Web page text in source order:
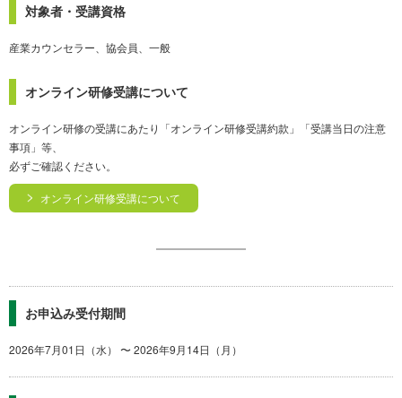
対象者・受講資格
産業カウンセラー、協会員、一般
オンライン研修受講について
オンライン研修の受講にあたり「オンライン研修受講約款」「受講当日の注意
事項」等、
必ずご確認ください。
オンライン研修受講について
お申込み受付期間
2026年7月01日（水） 〜 2026年9月14日（月）